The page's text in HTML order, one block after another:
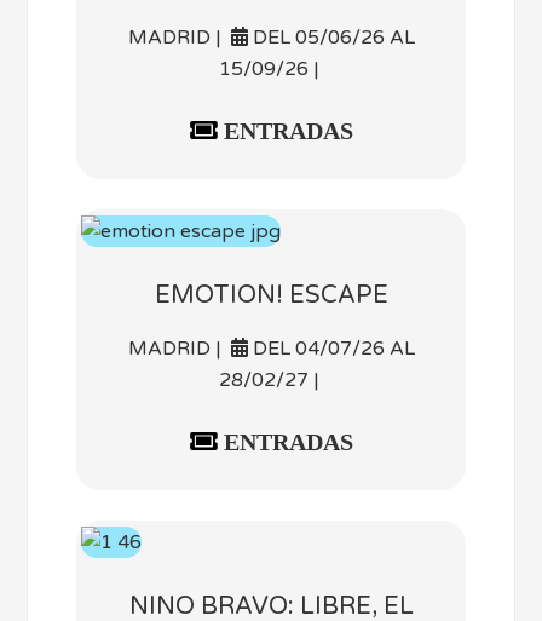
MADRID |
DEL 05/06/26 AL
15/09/26 |
ENTRADAS
EMOTION! ESCAPE
MADRID |
DEL 04/07/26 AL
28/02/27 |
ENTRADAS
NINO BRAVO: LIBRE, EL